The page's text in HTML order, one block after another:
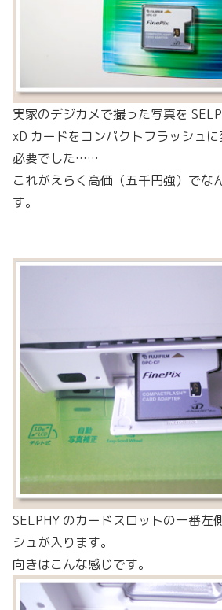
実家のデジカメで撮った写真を
xD カードをコンパクトフラッシュ
必要でした……
これがえらく高価（五千円強）でな
す。
SELPHY のカードスロットの一番左
シュが入ります。
向きはこんな感じです。